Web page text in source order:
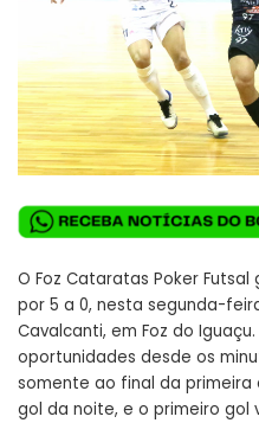
O Foz Cataratas Poker Futsal
por 5 a 0, nesta segunda-
Cavalcanti, em Foz do
oportunidades desde os
somente ao final da primeira
gol da noite, e o primeiro gol